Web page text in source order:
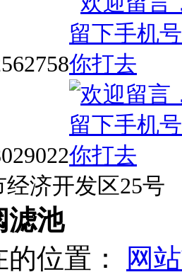
经济开发区25号
滤池
位置：
网